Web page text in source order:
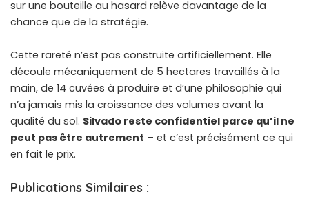
sur une bouteille au hasard relève davantage de la
chance que de la stratégie.
Cette rareté n’est pas construite artificiellement. Elle
découle mécaniquement de 5 hectares travaillés à la
main, de 14 cuvées à produire et d’une philosophie qui
n’a jamais mis la croissance des volumes avant la
qualité du sol. Silvado reste confidentiel parce qu’il ne
peut pas être autrement – et c’est précisément ce qui
en fait le prix.
Publications Similaires :